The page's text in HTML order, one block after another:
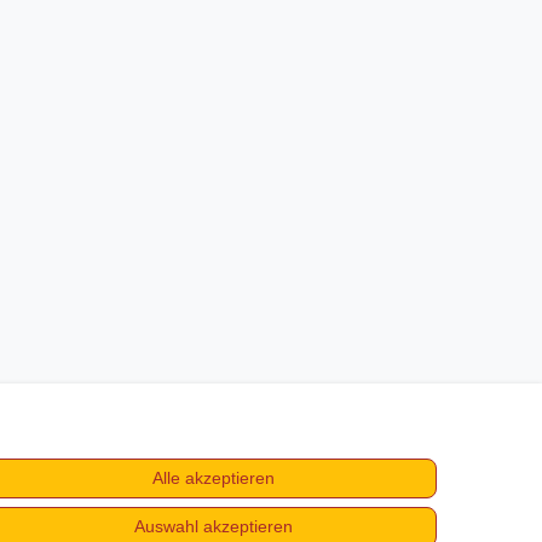
Alle akzeptieren
Auswahl akzeptieren